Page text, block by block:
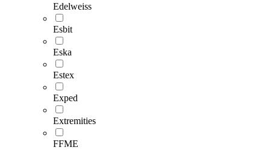
Edelweiss
Esbit
Eska
Estex
Exped
Extremities
FFME